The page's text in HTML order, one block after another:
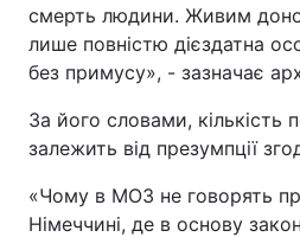
смерть людини. Живим
лише повністю дієздатна
без примусу», - зазначає
За його словами, кількість
залежить від презумпції
«Чому в МОЗ не говорять
Німеччині, де в основу